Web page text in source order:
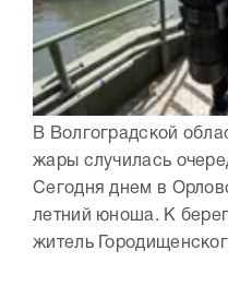
В Волгоградской
жары случилась
Сегодня днем в
летний юноша. К
житель